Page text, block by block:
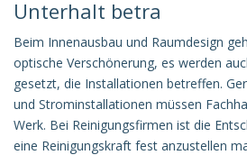
Unterhalt betra
Beim Innenausbau und Raumdesign
optische Verschönerung, es werden
gesetzt, die Installationen betreffen.
und Strominstallationen müssen
Werk. Bei Reinigungsfirmen ist die
eine Reinigungskraft fest anzustellen